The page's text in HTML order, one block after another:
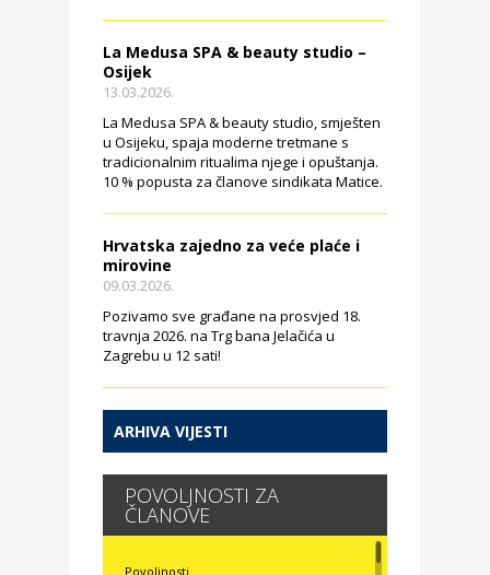
La Medusa SPA & beauty studio –
Osijek
13.03.2026.
La Medusa SPA & beauty studio, smješten
u Osijeku, spaja moderne tretmane s
tradicionalnim ritualima njege i opuštanja.
10 % popusta za članove sindikata Matice.
Hrvatska zajedno za veće plaće i
mirovine
09.03.2026.
Pozivamo sve građane na prosvjed 18.
travnja 2026. na Trg bana Jelačića u
Zagrebu u 12 sati!
ARHIVA VIJESTI
POVOLJNOSTI ZA
ČLANOVE
Povoljnosti